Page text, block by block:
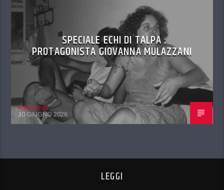
SPECIALE ECHI DI TALPA :
PROTAGONISTA GIOVANNA MULAZZANI
MaurizioB
30 GIUGNO 2026
LEGGI